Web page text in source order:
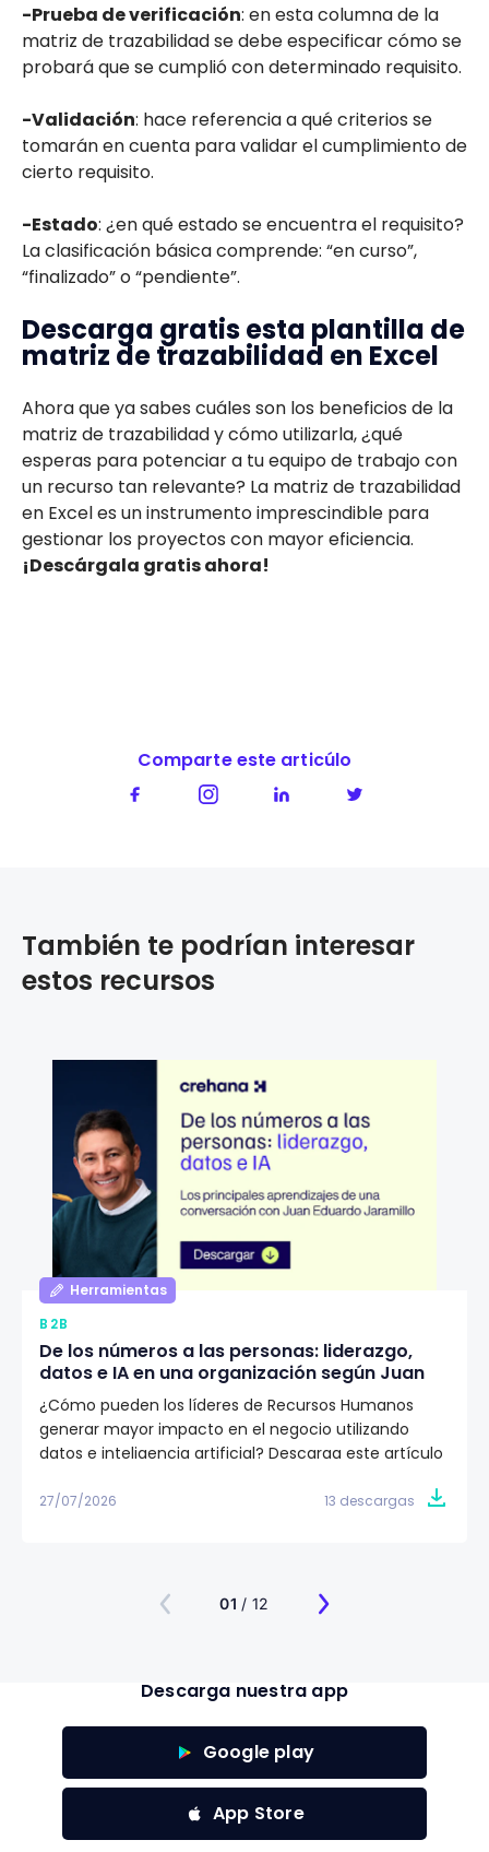
-Prueba de verificación: en esta columna de la
matriz de trazabilidad se debe especificar cómo se
probará que se cumplió con determinado requisito.
-Validación: hace referencia a qué criterios se
tomarán en cuenta para validar el cumplimiento de
cierto requisito.
-Estado: ¿en qué estado se encuentra el requisito?
La clasificación básica comprende: “en curso”,
“finalizado” o “pendiente”.
Descarga gratis esta plantilla de
matriz de trazabilidad en Excel
Ahora que ya sabes cuáles son los beneficios de la
matriz de trazabilidad y cómo utilizarla, ¿qué
esperas para potenciar a tu equipo de trabajo con
un recurso tan relevante? La matriz de trazabilidad
en Excel es un instrumento imprescindible para
gestionar los proyectos con mayor eficiencia.
¡Descárgala gratis ahora!
Comparte este articúlo
También te podrían interesar
estos recursos
Herramientas
B2B
De los números a las personas: liderazgo,
datos e IA en una organización según Juan
Eduardo Jaramillo
¿Cómo pueden los líderes de Recursos Humanos
generar mayor impacto en el negocio utilizando
datos e inteligencia artificial? Descarga este artículo
VP de Talento Humano en Emtelco, sobre el papel del
27/07/2026 13 descargas
01 / 12
Descarga nuestra app
Google play
App Store